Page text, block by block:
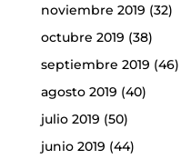
noviembre 2019 (32)
octubre 2019 (38)
septiembre 2019 (46)
agosto 2019 (40)
julio 2019 (50)
junio 2019 (44)